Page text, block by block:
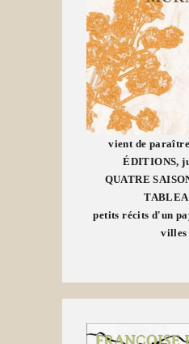
vient de
ÉDITIONS,
QUATRE
petits récits d'un
villes